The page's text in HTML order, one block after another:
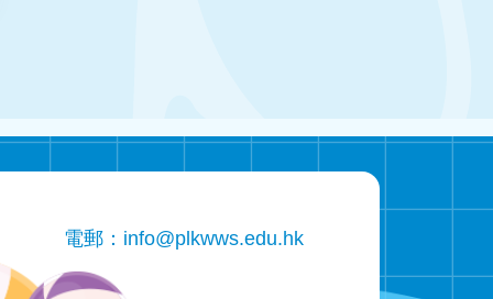
電郵： info@plkwws.edu.hk